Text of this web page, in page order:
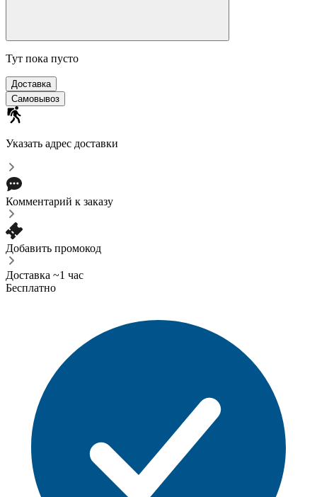
Тут пока пусто
Доставка
Самовывоз
Указать адрес доставки
Комментарий к заказу
Добавить промокод
Доставка ~1 час
Бесплатно